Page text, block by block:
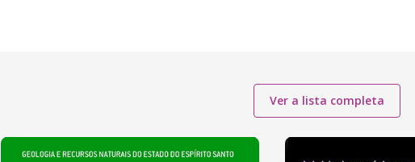
Ver a lista completa